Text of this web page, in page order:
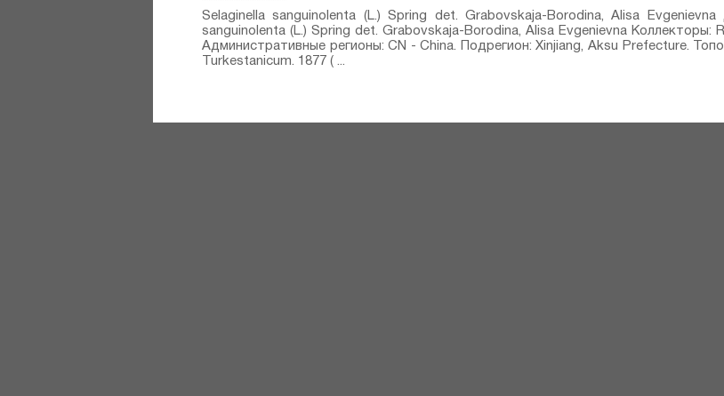
Selaginella sanguinolenta (L.) Spring⁣ det. Grabovskaja-Borodina, Alisa Evgenievna
sanguinolenta (L.) Spring⁣ det. Grabovskaja-Borodina, Alisa Evgenievna Коллекторы:
Административные регионы: CN - China. Подрегион: Xinjiang, Aksu Prefecture.
Turkestanicum. 1877 ( ...